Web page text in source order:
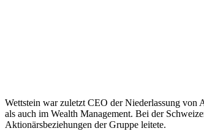
Wettstein war zuletzt CEO der Niederlassung
als auch im Wealth Management. Bei der
Aktionärsbeziehungen der Gruppe leitete.